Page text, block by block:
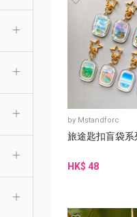
by Mstandforc
旅途匙扣盲袋系
HK$ 48